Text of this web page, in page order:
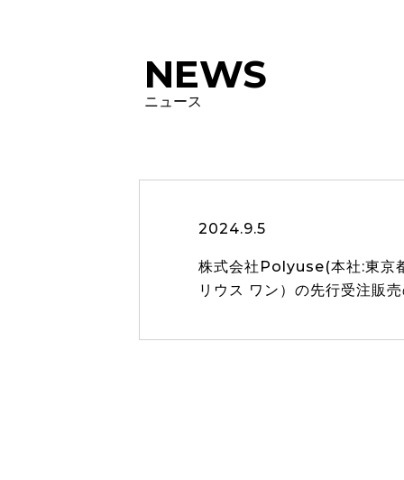
NEWS
ニュース
2024.9.5
株式会社Polyuse(本社:東京
リウス ワン）の先行受注販